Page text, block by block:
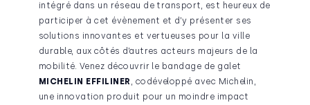
intégré dans un réseau de transport, est heureux de
participer à cet évènement et d’y présenter ses
solutions innovantes et vertueuses pour la ville
durable, aux côtés d’autres acteurs majeurs de la
mobilité. Venez découvrir le bandage de galet
MICHELIN EFFILINER , codéveloppé avec Michelin,
une innovation produit pour un moindre impact